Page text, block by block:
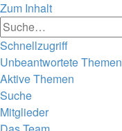
Zum Inhalt
Schnellzugriff
Unbeantwortete Themen
Aktive Themen
Suche
Mitglieder